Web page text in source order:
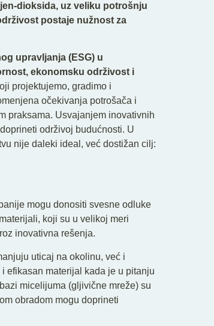
dioksida, uz veliku potrošnju
postaje nužnost za
upravljanja (ESG) u
ekonomsku održivost i
projektujemo, gradimo i
očekivanja potrošača i
praksama. Usvajanjem inovativnih
održivoj budućnosti. U
nije daleki ideal, već dostižan cilj:
mogu donositi svesne odluke
koji su u velikoj meri
inovativna rešenja.
uticaj na okolinu, već i
efikasan materijal kada je u pitanju
micelijuma (gljivične mreže) su
obradom mogu doprineti